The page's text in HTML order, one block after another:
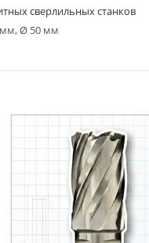
сверлильных станков
мм, Ø 50 мм